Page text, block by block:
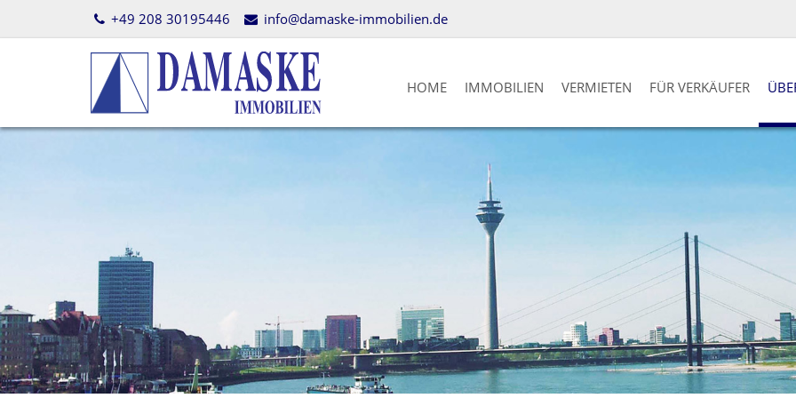
+49 208 30195446 info@damaske-immobilien.de
HOME IMMOBILIEN VERMIETEN FÜR VERKÄUFER